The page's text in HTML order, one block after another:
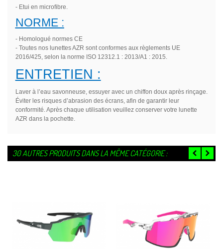
- Etui en microfibre.
NORME :
- Homologué normes CE
- Toutes nos lunettes AZR sont conformes aux règlements UE
2016/425, selon la norme ISO 12312.1 : 2013/A1 : 2015.
ENTRETIEN :
Laver à l’eau savonneuse, essuyer avec un chiffon doux après rinçage.
Éviter les risques d’abrasion des écrans, afin de garantir leur
conformité. Après chaque utilisation veuillez conserver votre lunette
AZR dans la pochette.
30 AUTRES PRODUITS DANS LA MÊME CATÉGORIE :